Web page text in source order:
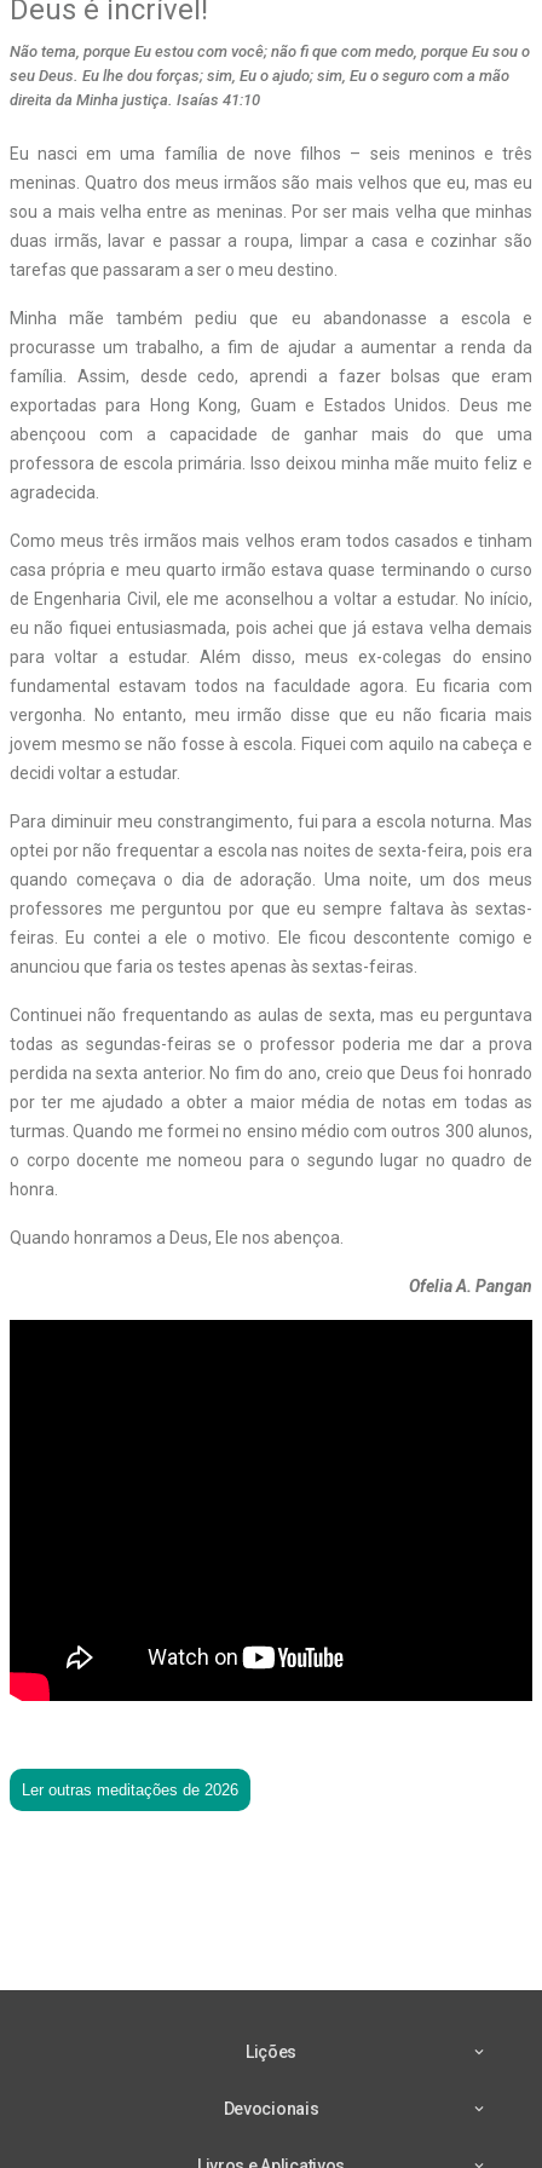
Deus é incrível!
Não tema, porque Eu estou com você; não fi que com medo, porque Eu sou o
seu Deus. Eu lhe dou forças; sim, Eu o ajudo; sim, Eu o seguro com a mão
direita da Minha justiça. Isaías 41:10
Eu nasci em uma família de nove filhos – seis meninos e três
meninas. Quatro dos meus irmãos são mais velhos que eu, mas eu
sou a mais velha entre as meninas. Por ser mais velha que minhas
duas irmãs, lavar e passar a roupa, limpar a casa e cozinhar são
tarefas que passaram a ser o meu destino.
Minha mãe também pediu que eu abandonasse a escola e
procurasse um trabalho, a fim de ajudar a aumentar a renda da
família. Assim, desde cedo, aprendi a fazer bolsas que eram
exportadas para Hong Kong, Guam e Estados Unidos. Deus me
abençoou com a capacidade de ganhar mais do que uma
professora de escola primária. Isso deixou minha mãe muito feliz e
agradecida.
Como meus três irmãos mais velhos eram todos casados e tinham
casa própria e meu quarto irmão estava quase terminando o curso
de Engenharia Civil, ele me aconselhou a voltar a estudar. No início,
eu não fiquei entusiasmada, pois achei que já estava velha demais
para voltar a estudar. Além disso, meus ex-colegas do ensino
fundamental estavam todos na faculdade agora. Eu ficaria com
vergonha. No entanto, meu irmão disse que eu não ficaria mais
jovem mesmo se não fosse à escola. Fiquei com aquilo na cabeça e
decidi voltar a estudar.
Para diminuir meu constrangimento, fui para a escola noturna. Mas
optei por não frequentar a escola nas noites de sexta-feira, pois era
quando começava o dia de adoração. Uma noite, um dos meus
professores me perguntou por que eu sempre faltava às sextas-
feiras. Eu contei a ele o motivo. Ele ficou descontente comigo e
anunciou que faria os testes apenas às sextas-feiras.
Continuei não frequentando as aulas de sexta, mas eu perguntava
todas as segundas-feiras se o professor poderia me dar a prova
perdida na sexta anterior. No fim do ano, creio que Deus foi honrado
por ter me ajudado a obter a maior média de notas em todas as
turmas. Quando me formei no ensino médio com outros 300 alunos,
o corpo docente me nomeou para o segundo lugar no quadro de
honra.
Quando honramos a Deus, Ele nos abençoa.
Ofelia A. Pangan
Ler outras meditações de 2026
Lições
Devocionais